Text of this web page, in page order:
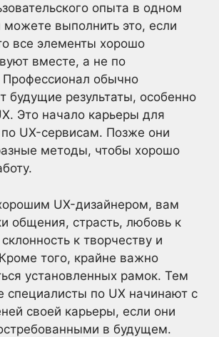
опыта в одном
выполнить это, если
все элементы хорошо
вместе, а не по
Профессионал обычно
будущие результаты, особенно
Это начало карьеры для
UX-сервисам. Позже они
методы, чтобы хорошо
UX-дизайнером, вам
общения, страсть, любовь к
к творчеству и
того, крайне важно
установленных рамок. Тем
специалисты по UX начинают с
своей карьеры, если они
в будущем.